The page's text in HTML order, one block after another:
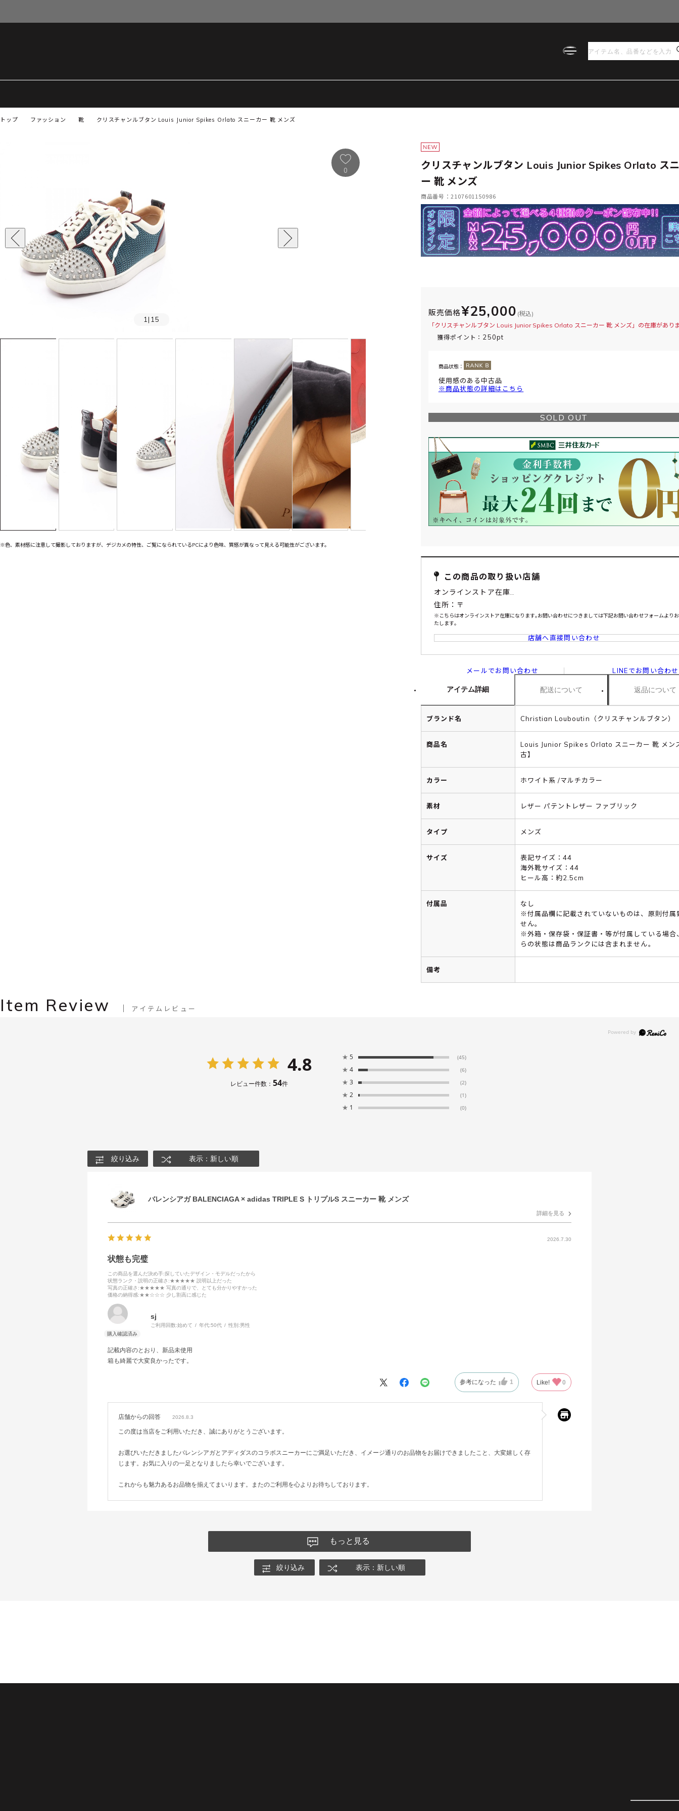
トップ クリスチャンルブタン Louis Junior Spikes Orlato スニーカー 靴 メンズ
ファッション 靴
1| 15
0
※色、素材感に注意して撮影しておりますが、デジカメの特性、ご覧になられているPCにより色味、質感が異なって見える可能性がございます。
クリスチャンルブタン Louis Junior Spikes Orlato ス
ー 靴 メンズ
商品番号：2107601150986
販売価格¥25,000 (税込)
「クリスチャンルブタン Louis Junior Spikes Orlato スニーカー 靴 メンズ」の在庫があり
獲得ポイント： 250pt
商品状態：
使用感のある中古品
※商品状態の詳細はこちら
SOLD OUT
この商品の取り扱い店舗
オンラインストア在庫..
住所：〒
※こちらはオンラインストア在庫になります｡お問い合わせにつきましては下記お問い合わせフォームより
たします｡
店舗へ直接問い合わせ
メールでお問い合わせ LINEでお問い合わせ
アイテム詳細 配送について 返品について
ブランド名 Christian Louboutin（クリスチャンルブタン）
商品名
Louis Junior Spikes Orlato スニーカー 靴 メン
古】
カラー ホワイト系 /マルチカラー
素材 レザー パテントレザー ファブリック
タイプ メンズ
サイズ
表記サイズ：44
海外靴サイズ：44
ヒール高：約2.5cm
付属品
なし
※付属品欄に記載されていないものは、原則付属
せん。
※外箱・保存袋・保証書・等が付属している場合
らの状態は商品ランクには含まれません。
備考
Item Review アイテムレビュー
4.8
レビュー件数： 54件
★ 5 (45)
★ 4 (6)
★ 3 (2)
★ 2 (1)
★ 1 (0)
絞り込み 表示：新しい順
バレンシアガ BALENCIAGA × adidas TRIPLE S トリプルS スニーカー 靴 メンズ
詳細を見る
2026.7.30
状態も完璧
この商品を選んだ決め手:探していたデザイン・モデルだったから
状態ランク・説明の正確さ :★★★★★ 説明以上だった
写真の正確さ :★★★★★ 写真の通りで、とても分かりやすかった
価格の納得感:★★☆☆☆ 少し割高に感じた
sj
ご利用回数:始めて 年代:50代 性別:男性
記載内容のとおり、新品未使用
箱も綺麗で大変良かったです。
参考になった 1 Like! 0
店舗からの回答 2026.8.3
この度は当店をご利用いただき、誠にありがとうございます。
お選びいただきましたバレンシアガとアディダスのコラボスニーカーにご満足いただき、イメージ通りのお品物をお届けできましたこと、大変嬉しく存
じます。お気に入りの一足となりましたら幸いでございます。
これからも魅力あるお品物を揃えてまいります。またのご利用を心よりお待ちしております。
もっと見る
絞り込み 表示：新しい順